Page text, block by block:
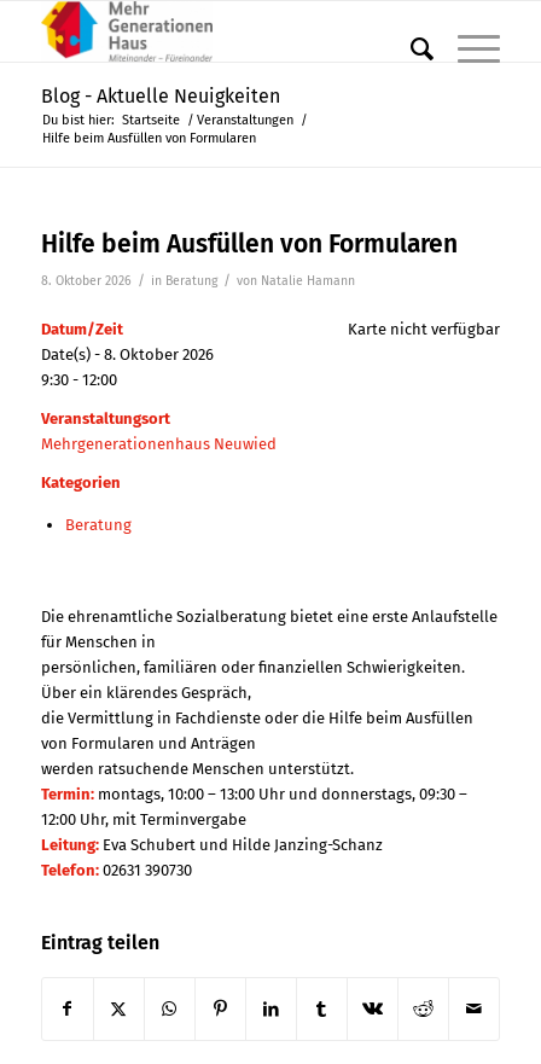
Blog - Aktuelle Neuigkeiten
Du bist hier: Startseite / Veranstaltungen /
Hilfe beim Ausfüllen von Formularen
Hilfe beim Ausfüllen von Formularen
8. Oktober 2026 / in Beratung / von Natalie Hamann
Karte nicht verfügbar
Datum/Zeit
Date(s) - 8. Oktober 2026
9:30 - 12:00
Veranstaltungsort
Mehrgenerationenhaus Neuwied
Kategorien
Beratung
Die ehrenamtliche Sozialberatung bietet eine erste Anlaufstelle
für Menschen in
persönlichen, familiären oder finanziellen Schwierigkeiten.
Über ein klärendes Gespräch,
die Vermittlung in Fachdienste oder die Hilfe beim Ausfüllen
von Formularen und Anträgen
werden ratsuchende Menschen unterstützt.
Termin: montags, 10:00 – 13:00 Uhr und donnerstags, 09:30 –
12:00 Uhr, mit Terminvergabe
Leitung:Eva Schubert und Hilde Janzing-Schanz
Telefon:02631 390730
Eintrag teilen